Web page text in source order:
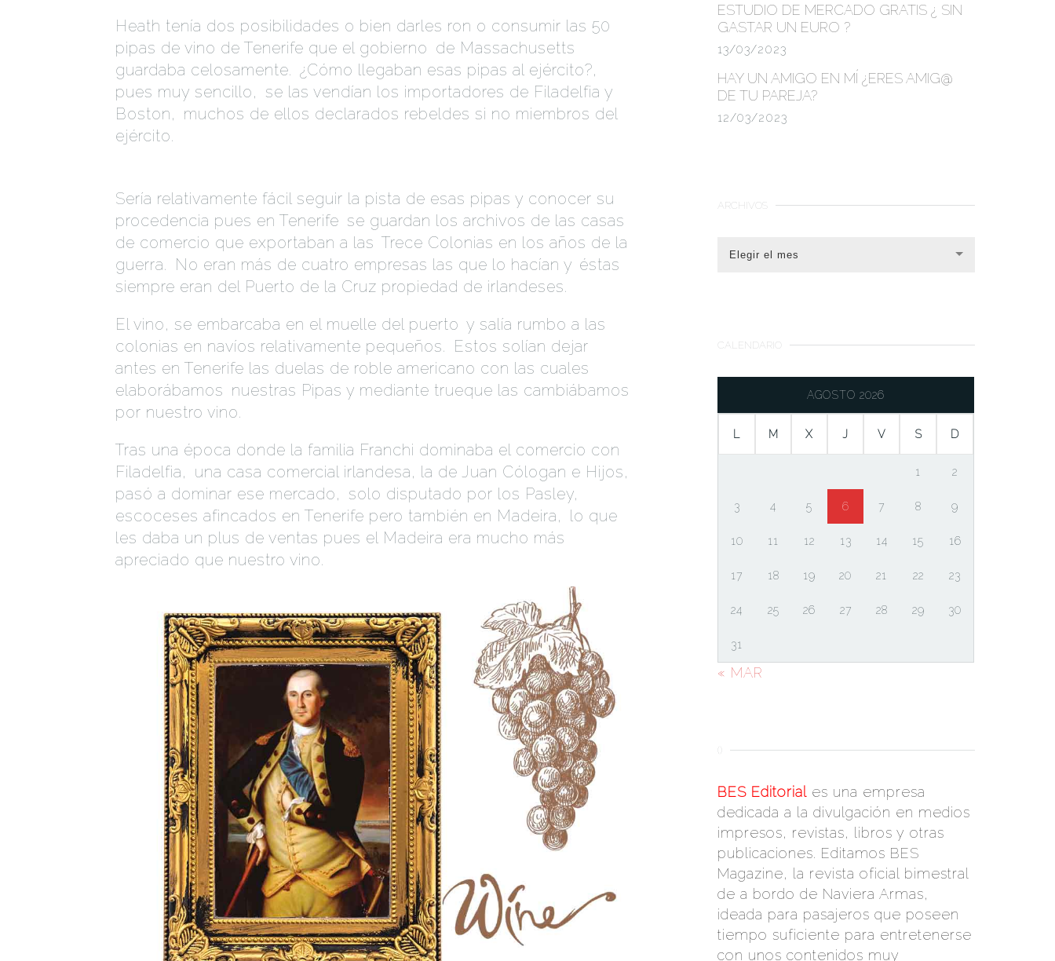
Heath tenía dos posibilidades o bien darles ron o consumir las 50
pipas de vino de Tenerife que el gobierno de Massachusetts
guardaba celosamente. ¿Cómo llegaban esas pipas al ejército?,
pues muy sencillo, se las vendían los importadores de Filadelfia y
Boston, muchos de ellos declarados rebeldes si no miembros del
ejército.
Sería relativamente fácil seguir la pista de esas pipas y conocer su
procedencia pues en Tenerife se guardan los archivos de las casas
de comercio que exportaban a las Trece Colonias en los años de la
guerra. No eran más de cuatro empresas las que lo hacían y éstas
siempre eran del Puerto de la Cruz propiedad de irlandeses.
El vino, se embarcaba en el muelle del puerto y salía rumbo a las
colonias en navíos relativamente pequeños. Estos solían dejar
antes en Tenerife las duelas de roble americano con las cuales
elaborábamos nuestras Pipas y mediante trueque las cambiábamos
por nuestro vino.
Tras una época donde la familia Franchi dominaba el comercio con
Filadelfia, una casa comercial irlandesa, la de Juan Cólogan e Hijos,
pasó a dominar ese mercado, solo disputado por los Pasley,
escoceses afincados en Tenerife pero también en Madeira, lo que
les daba un plus de ventas pues el Madeira era mucho más
apreciado que nuestro vino.
ESTUDIO DE MERCADO GRATIS ¿ SIN
GASTAR UN EURO ?
13/03/2023
HAY UN AMIGO EN MÍ ¿ERES AMIG@
DE TU PAREJA?
12/03/2023
ARCHIVOS
Elegir el mes
CALENDARIO
AGOSTO 2026
M X J V S D
1 2
3 4 5 6 7 8 9
10 11 12 13 14 15 16
17 18 19 20 21 22 23
24 25 26 27 28 29 30
31
« MAR
BES Editorial es una empresa
dedicada a la divulgación en medios
impresos, revistas, libros y otras
publicaciones. Editamos BES
Magazine, la revista oficial bimestral
de a bordo de Naviera Armas,
ideada para pasajeros que poseen
tiempo suficiente para entretenerse
con unos contenidos muy